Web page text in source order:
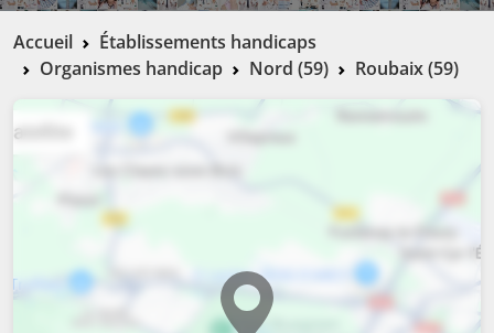
Accueil
Établissements handicaps
Organismes handicap
Nord (59) Roubaix (59)